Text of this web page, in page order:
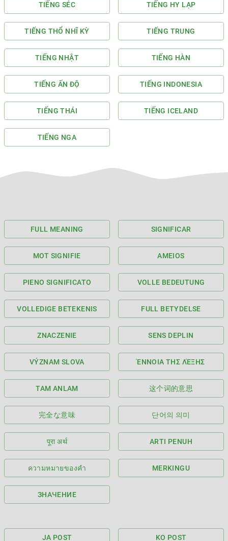
TIẾNG SÉC TIẾNG HY LẠP
TIẾNG THỔ NHĨ KỲ TIẾNG TRUNG
TIẾNG NHẬT TIẾNG HÀN
TIẾNG ẤN ĐỘ TIẾNG INDONESIA
TIẾNG THÁI TIẾNG ICELAND
TIẾNG NGA
FULL MEANING SIGNIFICAR
MOT SIGNIFIE AMEIOS
PIENO SIGNIFICATO VOLLE BEDEUTUNG
VOLLEDIGE BETEKENIS FULL BETYDELSE
ZNACZENIE SENS DEPLIN
VÝZNAM SLOVA ΈΝΝΟΙΑ ΤΗΣ ΛΈΞΗΣ
TAM ANLAM 这个词的意思
完全な意味 단어의 의미
पूरा अर्थ ARTI PENUH
ความหมายของคำ MERKINGU
ЗНАЧЕНИЕ
JA POST KO POST